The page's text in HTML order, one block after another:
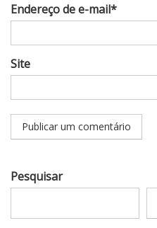
Endereço de e-mail*
Site
Pesquisar